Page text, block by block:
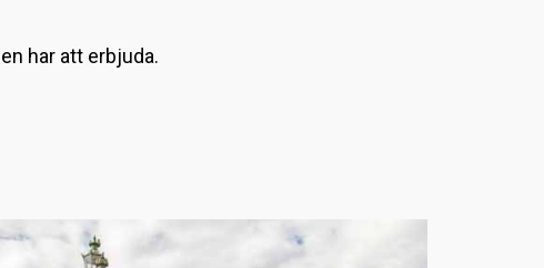
har att erbjuda.